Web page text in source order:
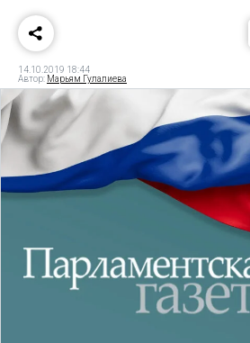
14.10.2019 18:44
Автор: Марьям Гулалиева